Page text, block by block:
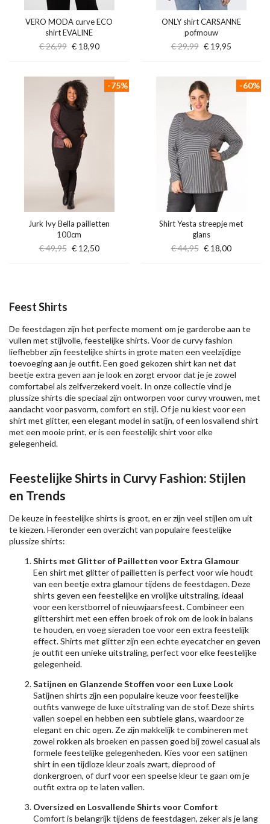
VERO MODA curve ECO
shirt EVALINE
€ 26,99 € 18,90
ONLY shirt CARSANNE
pofmouw
€ 29,99 € 19,95
Jurk Ivy Bella pailletten
100cm
€ 49,95 € 12,50
-75%
Shirt Yesta streepje met
glans
€ 44,95 € 18,00
-60%
Feest Shirts
De feestdagen zijn het perfecte moment om je garderobe aan te
vullen met stijlvolle, feestelijke shirts. Voor de curvy fashion
liefhebber zijn feestelijke shirts in grote maten een veelzijdige
toevoeging aan je outfit. Een goed gekozen shirt kan net dat
beetje extra geven aan je look en zorgt ervoor dat je je zowel
comfortabel als zelfverzekerd voelt. In onze collectie vind je
plussize shirts die speciaal zijn ontworpen voor curvy vrouwen, met
aandacht voor pasvorm, comfort en stijl. Of je nu kiest voor een
shirt met glitter, een elegant model in satijn, of een losvallend shirt
met een mooie print, er is een feestelijk shirt voor elke
gelegenheid.
Feestelijke Shirts in Curvy Fashion: Stijlen
en Trends
De keuze in feestelijke shirts is groot, en er zijn veel stijlen om uit
te kiezen. Hieronder een overzicht van populaire feestelijke
plussize shirts:
Shirts met Glitter of Pailletten voor Extra Glamour
Een shirt met glitter of pailletten is perfect voor wie houdt
van een beetje extra glamour tijdens de feestdagen. Deze
shirts geven een feestelijke en vrolijke uitstraling, ideaal
voor een kerstborrel of nieuwjaarsfeest. Combineer een
glittershirt met een effen broek of rok om de look in balans
te houden, en voeg sieraden toe voor een extra feestelijk
effect. Shirts met glitter zijn een echte eyecatcher en geven
je outfit een unieke uitstraling, perfect voor elke feestelijke
gelegenheid.
Satijnen en Glanzende Stoffen voor een Luxe Look
Satijnen shirts zijn een populaire keuze voor feestelijke
outfits vanwege de luxe uitstraling van de stof. Deze shirts
vallen soepel en hebben een subtiele glans, waardoor ze
elegant en chic ogen. Ze zijn makkelijk te combineren met
zowel rokken als broeken en passen goed bij zowel casual als
formele feestelijke gelegenheden. Kies voor een satijnen
shirt in een tijdloze kleur zoals zwart, dieprood of
donkergroen, of durf voor een speelse kleur te gaan om je
outfit extra op te laten vallen.
Oversized en Losvallende Shirts voor Comfort
Comfort is belangrijk tijdens de feestdagen, zeker als je lang